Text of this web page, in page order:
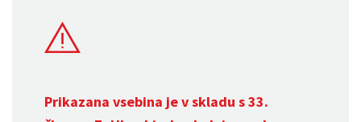
Prikazana vsebina je v skladu s 33.